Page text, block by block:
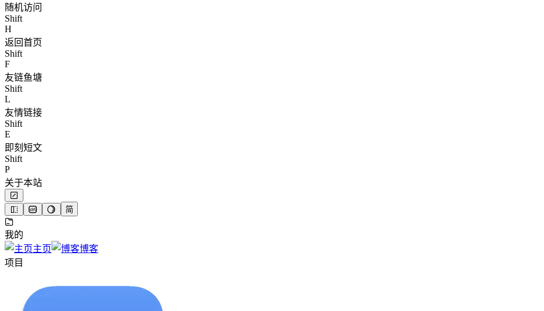
随机访问
Shift
H
返回首页
Shift
F
友链鱼塘
Shift
L
友情链接
Shift
E
即刻短文
Shift
P
关于本站
简
我的
主页
博客
项目